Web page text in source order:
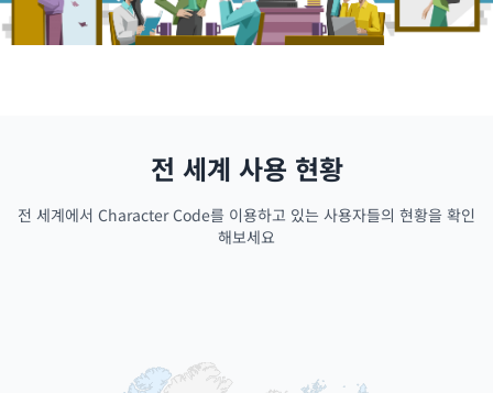
전 세계 사용 현황
전 세계에서 Character Code를 이용하고 있는 사용자들의 현황을 확인
해보세요